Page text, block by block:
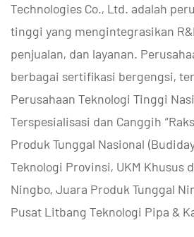
Technologies Co., Ltd. adalah
tinggi yang mengintegrasikan
penjualan, dan layanan.
berbagai sertifikasi bergengsi,
Perusahaan Teknologi Tinggi
Terspesialisasi dan Canggih
Produk Tunggal Nasional
Teknologi Provinsi, UKM Khusus
Ningbo, Juara Produk Tunggal
Pusat Litbang Teknologi Pipa &